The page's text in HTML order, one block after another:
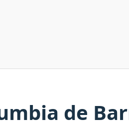
de